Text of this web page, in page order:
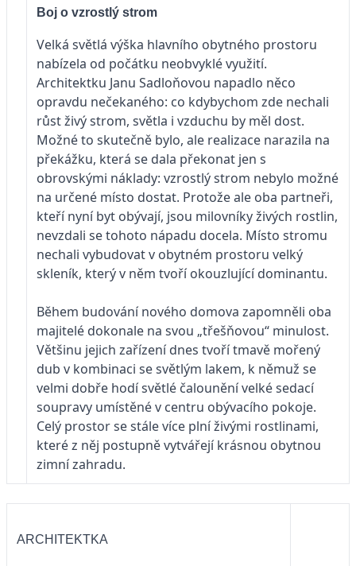
Boj o vzrostlý strom
Velká světlá výška hlavního obytného prostoru
nabízela od počátku neobvyklé využití.
Architektku Janu Sadloňovou napadlo něco
opravdu nečekaného: co kdybychom zde nechali
růst živý strom, světla i vzduchu by měl dost.
Možné to skutečně bylo, ale realizace narazila na
překážku, která se dala překonat jen s
obrovskými náklady: vzrostlý strom nebylo možné
na určené místo dostat. Protože ale oba partneři,
kteří nyní byt obývají, jsou milovníky živých rostlin,
nevzdali se tohoto nápadu docela. Místo stromu
nechali vybudovat v obytném prostoru velký
skleník, který v něm tvoří okouzlující dominantu.
Během budování nového domova zapomněli oba
majitelé dokonale na svou „třešňovou“ minulost.
Většinu jejich zařízení dnes tvoří tmavě mořený
dub v kombinaci se světlým lakem, k němuž se
velmi dobře hodí světlé čalounění velké sedací
soupravy umístěné v centru obývacího pokoje.
Celý prostor se stále více plní živými rostlinami,
které z něj postupně vytvářejí krásnou obytnou
zimní zahradu.
ARCHITEKTKA